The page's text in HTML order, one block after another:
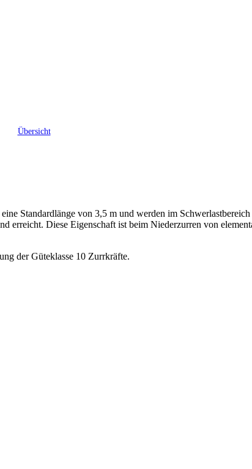
Übersicht
Standardlänge von 3,5 m und werden im
Diese Eigenschaft ist beim Niederzurren von
der Güteklasse 10 Zurrkräfte.